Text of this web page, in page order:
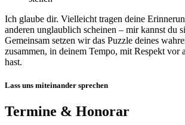
Ich glaube dir. Vielleicht tragen deine
anderen unglaublich scheinen – mir kannst du
Gemeinsam setzen wir das Puzzle deines
zusammen, in deinem Tempo, mit Respekt vor
hast.
Lass uns miteinander sprechen
Termine & Honorar